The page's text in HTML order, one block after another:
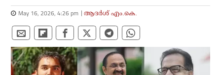
May 16, 2026, 4:26 pm ആദർശ് എം.കെ.